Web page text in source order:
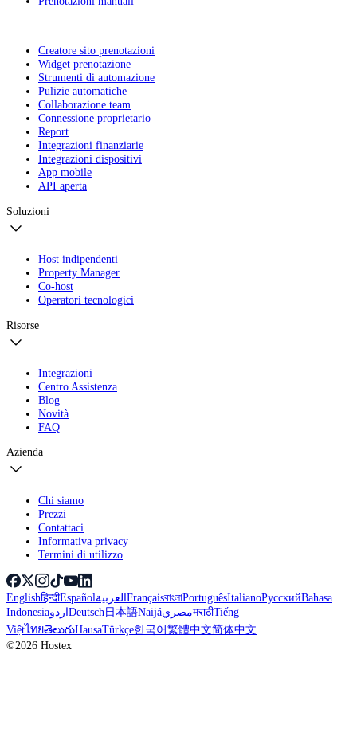
Creatore sito prenotazioni
Widget prenotazione
Strumenti di automazione
Pulizie automatiche
Collaborazione team
Connessione proprietario
Report
Integrazioni finanziarie
Integrazioni dispositivi
App mobile
API aperta
Soluzioni
Host indipendenti
Property Manager
Co-host
Operatori tecnologici
Risorse
Integrazioni
Centro Assistenza
Blog
Novità
FAQ
Azienda
Chi siamo
Prezzi
Contattaci
Informativa privacy
Termini di utilizzo
Englishहिन्दीEspañolالعربيةFrançaisবাংলাPortuguêsItalianoРусскийBahasa
IndonesiaاردوDeutsch日本語NaijáمصريमराठीTiếng
ViệtไทยతెలుగుHausaTürkçe한국어繁體中文简体中文
©2026 Hostex